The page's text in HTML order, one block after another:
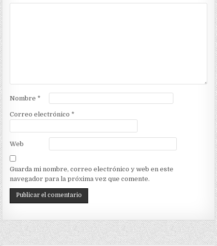
Nombre *
Correo electrónico *
Web
Guarda mi nombre, correo electrónico y web en este
navegador para la próxima vez que comente.